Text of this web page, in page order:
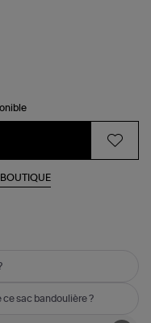
sac bandoulière ?